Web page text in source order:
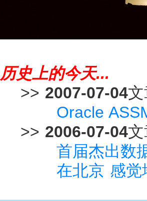
历史上的今天...
>> 2007-07-04文
Oracle
>> 2006-07-04文
首届杰出数
在北京 感觉